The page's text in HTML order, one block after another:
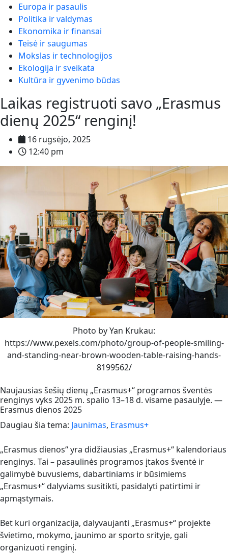
Europa ir pasaulis
Politika ir valdymas
Ekonomika ir finansai
Teisė ir saugumas
Mokslas ir technologijos
Ekologija ir sveikata
Kultūra ir gyvenimo būdas
Laikas registruoti savo „Erasmus
dienų 2025“ renginį!
16 rugsėjo, 2025
12:40 pm
Photo by Yan Krukau:
https://www.pexels.com/photo/group-of-people-smiling-
and-standing-near-brown-wooden-table-raising-hands-
8199562/
Naujausias šešių dienų „Erasmus+“ programos šventės
renginys vyks 2025 m. spalio 13–18 d. visame pasaulyje. —
Erasmus dienos 2025
Daugiau šia tema: Jaunimas, Erasmus+
„Erasmus dienos“ yra didžiausias „Erasmus+“ kalendoriaus
renginys. Tai – pasaulinės programos įtakos šventė ir
galimybė buvusiems, dabartiniams ir būsimiems
„Erasmus+“ dalyviams susitikti, pasidalyti patirtimi ir
apmąstymais.
Bet kuri organizacija, dalyvaujanti „Erasmus+“ projekte
švietimo, mokymo, jaunimo ar sporto srityje, gali
organizuoti renginį.